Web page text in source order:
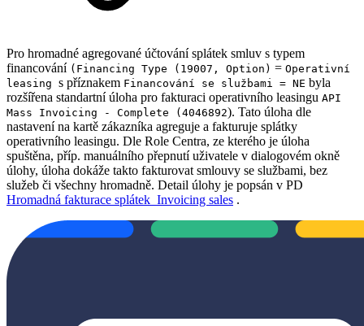
Pro hromadné agregované účtování splátek smluv s typem
financování (Financing Type (19007, Option) = Operativní
leasing s příznakem Financování se službami = NE byla
rozšířena standartní úloha pro fakturaci operativního leasingu API
Mass Invoicing - Complete (4046892). Tato úloha dle
nastavení na kartě zákazníka agreguje a fakturuje splátky
operativního leasingu. Dle Role Centra, ze kterého je úloha
spuštěna, příp. manuálního přepnutí uživatele v dialogovém okně
úlohy, úloha dokáže takto fakturovat smlouvy se službami, bez
služeb či všechny hromadně. Detail úlohy je popsán v PD
Hromadná fakturace splátek_Invoicing sales .